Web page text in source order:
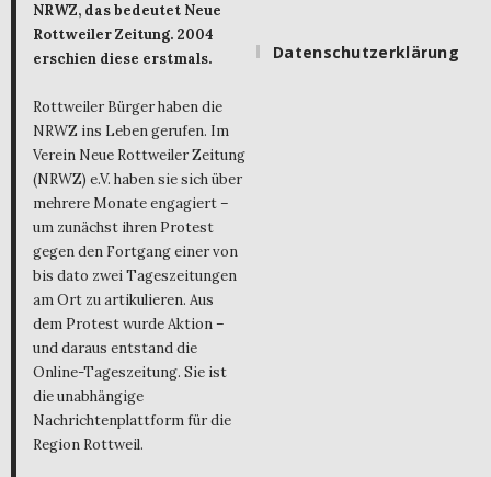
NRWZ, das bedeutet Neue
Rottweiler Zeitung. 2004
erschien diese erstmals.
Rottweiler Bürger haben die
NRWZ ins Leben gerufen. Im
Verein Neue Rottweiler Zeitung
(NRWZ) e.V. haben sie sich über
mehrere Monate engagiert –
um zunächst ihren Protest
gegen den Fortgang einer von
bis dato zwei Tageszeitungen
am Ort zu artikulieren. Aus
dem Protest wurde Aktion –
und daraus entstand die
Online-Tageszeitung. Sie ist
die unabhängige
Nachrichtenplattform für die
Region Rottweil.
Datenschutzerklärung